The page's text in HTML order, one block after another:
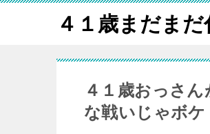
４１歳まだま
４１歳おっさ
な戦いじゃボケ